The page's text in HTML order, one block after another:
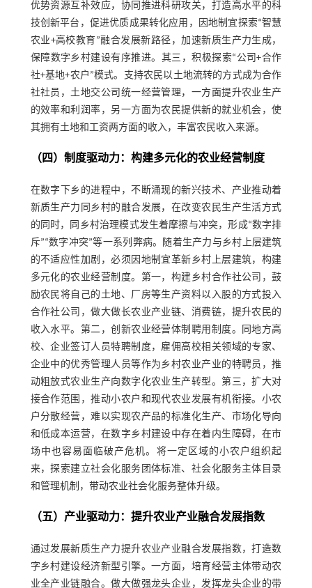
优势资源互补效应，协同推进科研攻关，打造高水平的科
技创新平台，促进优质成果转化应用，因地制宜探索“智慧
农业+高校教育”融合发展新路径，加速新质生产力生成，
保障数字乡村建设有序推进。其三，积极探索“公司+合作
社+基地+农户”模式。支持农民以土地流转的方式成为合作
社社员，土地交公司统一经营管理，一方面提升农业生产
的效率和利润率，另一方面为农民提供新的就业机会，使
其拥有土地和工资两方面的收入，丰富农民收入来源。
（四）制度驱动力：构建多元化的农业经营制度
在数字下乡的进程中，不断涌现的新兴技术、产业推动着
新质生产力同乡村的融合发展，在改变农民生产生活方式
的同时，同乡村治理模式发生着摩擦与冲突，形成“数字排
斥”“数字冲突”等一系列弊病。随着生产力与乡村上层建筑
的不适应性加剧，必须因地制宜革新乡村上层建筑，构建
多元化的农业经营制度。第一，构建乡村合作社公司，鼓
励农民将自己的土地、厂房等生产资料以入股的方式投入
合作社公司，做大做长农业产业链、消费链，提升农民的
收入水平。第二，创新农业经营体制聘用制度。同地方高
校、企业签订人员特聘制度，雇佣高校相关领域的专家、
企业中的优秀管理人员等作为乡村农业产业的特聘员，推
动粗放式农业生产向数字化农业生产转型。第三，扩大对
接合作范围，推动小农户和现代农业发展有机衔接。小农
户分散经营，难以实现农产品的标准化生产、市场化导向
和低成本运营，在数字乡村建设中存在着内生障碍，在市
场中也容易面临破产危机。将一定区域的小农户组织起
来，探索建立社会化服务团体标准、社会化服务主体目录
和管理机制，带动农业社会化服务整体升级。
（五）产业驱动力：提升农业产业融合发展指数
通过发展新质生产力提升农业产业融合发展指数，打造数
字乡村建设经济新型引擎。一方面，培育经营主体带动农
业全产业链融合。做大做强龙头企业，发挥龙头企业的带